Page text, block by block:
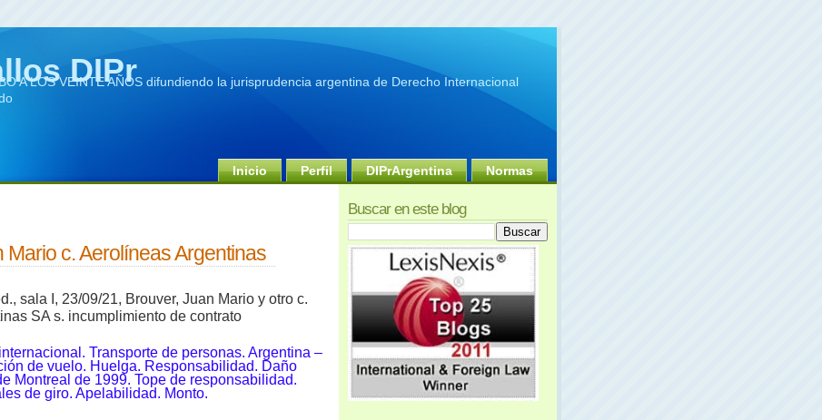
DIPr
A LOS VEINTE AÑOS difundiendo la jurisprudencia argentina de Derecho Internacional
Inicio Perfil DIPrArgentina Normas
Mario c. Aerolíneas Argentinas
sala I, 23/09/21, Brouver, Juan Mario y otro c.
SA s. incumplimiento de contrato
Transporte de personas. Argentina –
de vuelo. Huelga. Responsabilidad. Daño
Montreal de 1999. Tope de responsabilidad.
de giro. Apelabilidad. Monto.
Buscar en este blog